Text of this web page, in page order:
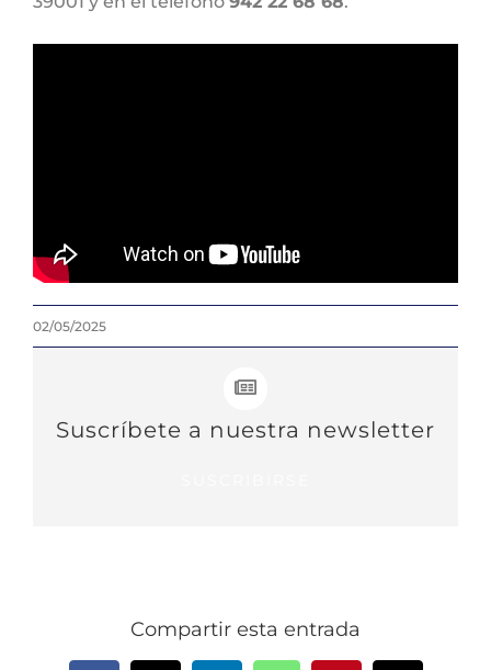
02/05/2025
Suscríbete a nuestra newsletter
Compartir esta entrada